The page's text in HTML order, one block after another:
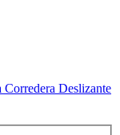
Deslizante